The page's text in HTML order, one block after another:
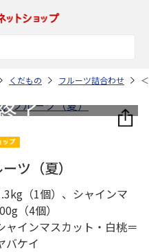
くだもの フルーツ詰合わせ
ツ（夏）
（1個）、シャインマ
（4個）
インマスカット・白桃＝
バケイ